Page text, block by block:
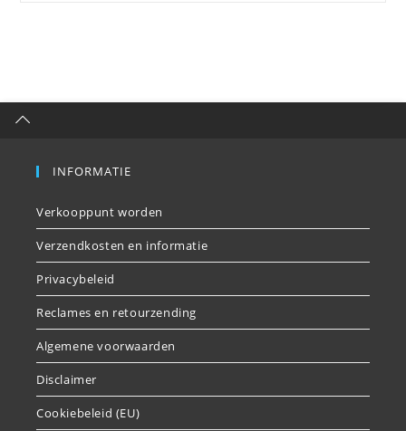
INFORMATIE
Verkooppunt worden
Verzendkosten en informatie
Privacybeleid
Reclames en retourzending
Algemene voorwaarden
Disclaimer
Cookiebeleid (EU)